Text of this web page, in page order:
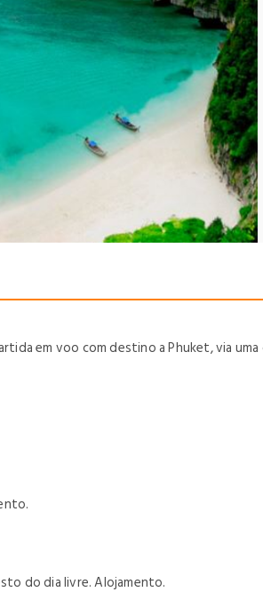
em voo com destino a Phuket, via
do dia livre. Alojamento.